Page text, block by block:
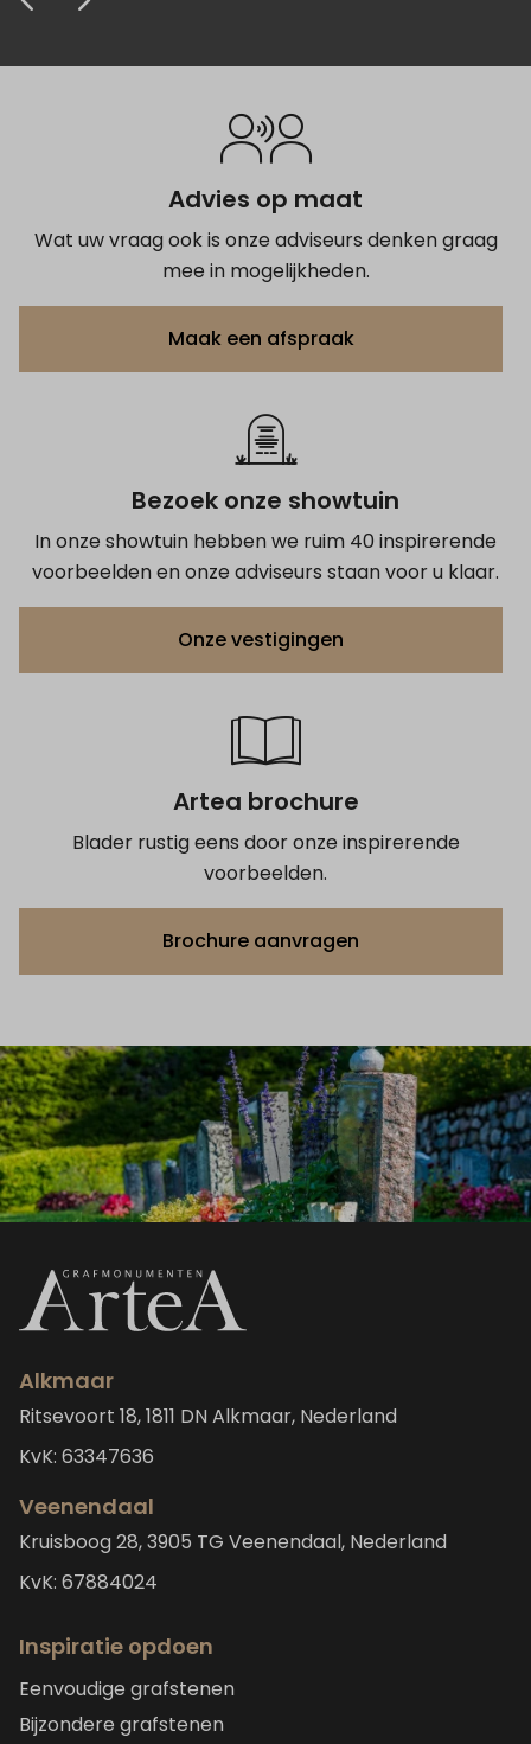
Advies op maat
Wat uw vraag ook is onze adviseurs denken graag
mee in mogelijkheden.
Maak een afspraak
Bezoek onze showtuin
In onze showtuin hebben we ruim 40 inspirerende
voorbeelden en onze adviseurs staan voor u klaar.
Onze vestigingen
Artea brochure
Blader rustig eens door onze inspirerende
voorbeelden.
Brochure aanvragen
Alkmaar
Ritsevoort 18, 1811 DN Alkmaar, Nederland
KvK: 63347636
Veenendaal
Kruisboog 28, 3905 TG Veenendaal, Nederland
KvK: 67884024
Inspiratie opdoen
Eenvoudige grafstenen
Bijzondere grafstenen